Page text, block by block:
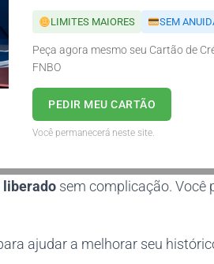
LIMITES MAIORES SEM
Peça agora mesmo seu Cartão de
FNBO
PEDIR MEU CARTÃO
Você permanecerá neste site.
sem complicação. Você
ajudar a melhorar seu